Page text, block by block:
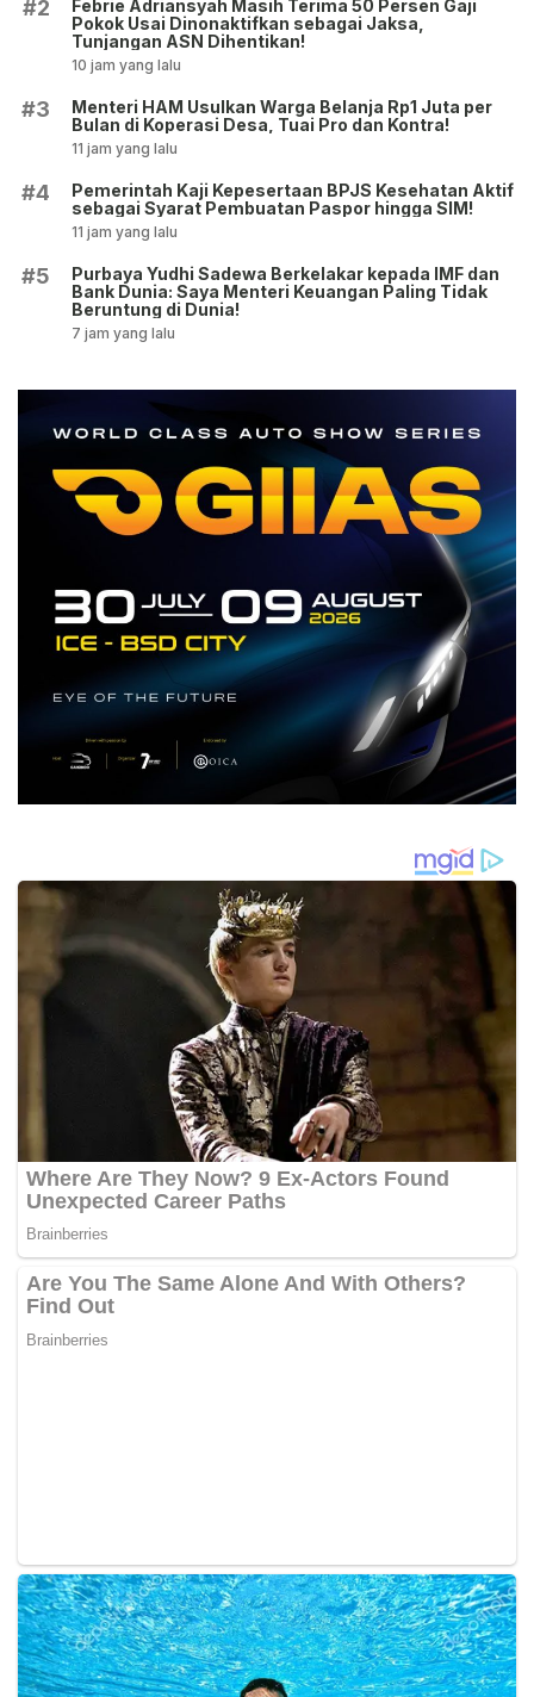
#2
Febrie Adriansyah Masih Terima 50 Persen Gaji
Pokok Usai Dinonaktifkan sebagai Jaksa,
Tunjangan ASN Dihentikan!
10 jam yang lalu
#3
Menteri HAM Usulkan Warga Belanja Rp1 Juta per
Bulan di Koperasi Desa, Tuai Pro dan Kontra!
11 jam yang lalu
#4
Pemerintah Kaji Kepesertaan BPJS Kesehatan Aktif
sebagai Syarat Pembuatan Paspor hingga SIM!
11 jam yang lalu
#5
Purbaya Yudhi Sadewa Berkelakar kepada IMF dan
Bank Dunia: Saya Menteri Keuangan Paling Tidak
Beruntung di Dunia!
7 jam yang lalu